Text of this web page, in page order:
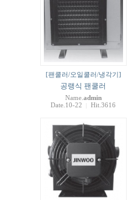
[팬쿨러/오일쿨러/냉각기]
공랭식 팬쿨러
Name. admin
Date.10-22
Hit.3616